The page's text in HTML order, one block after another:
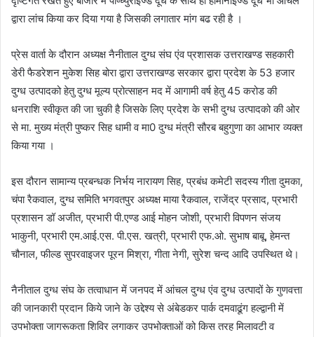
द्वारा लांच किया कर दिया गया है जिसकी लगातार मांग बढ रही है ।
प्रेस वार्ता के दौरान अध्यक्ष नैनीताल दुग्ध संघ एंव प्रशासक उत्तराखण्ड सहकारी
डेरी फैडरेशन मुकेश सिह बोरा द्वारा उत्तराखण्ड सरकार द्वारा प्रदेश के 53 हजार
दुग्ध उत्पादको हेतु दुग्ध मूल्य प्रोत्साहन मद में आगामी वर्ष हेतु 45 करोड की
धनराशि स्वीकृत की जा चुकी है जिसके लिए प्रदेश के सभी दुग्ध उत्पादको की ओर
से मा. मुख्य मंत्री पुष्कर सिह धामी व मा0 दुग्ध मंत्री सौरब बहुगुणा का आभार व्यक्त
किया गया ।
इस दौरान सामान्य प्रबन्धक निर्भय नारायण सिह, प्रबंध कमेटी सदस्य गीता दुमका,
चंपा रैकवाल, दुग्ध समिति भगवतपुर अध्यक्ष माया रैकवाल, राजेंद्र प्रसाद, प्रभारी
प्रशासन डॉ अजीत, प्रभारी पी.एण्ड आई मोहन जोशी, प्रभारी विपणन संजय
भाकुनी, प्रभारी एम.आई.एस. पी.एस. खत्री, प्रभारी एफ.ओ. सुभाष बाबू, हेमन्त
चौनाल, फील्ड सुपरवाइजर पूरन मिश्रा, गीता नेगी, सुरेश चन्द आदि उपस्थित थे।
नैनीताल दुग्ध संघ के तत्वाधान में जनपद में आंचल दुग्ध एंव दुग्ध उत्पादों के गुणवत्ता
की जानकारी प्रदान किये जाने के उद्देश्य से अंबेडकर पार्क दमवाढूंग हल्द्वानी में
उपभोक्ता जागरूकता शिविर लगाकर उपभोक्ताओं को किस तरह मिलावटी व